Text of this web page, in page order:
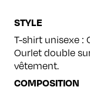
STYLE
T-shirt unisexe :
Ourlet double
vêtement.
COMPOSITION